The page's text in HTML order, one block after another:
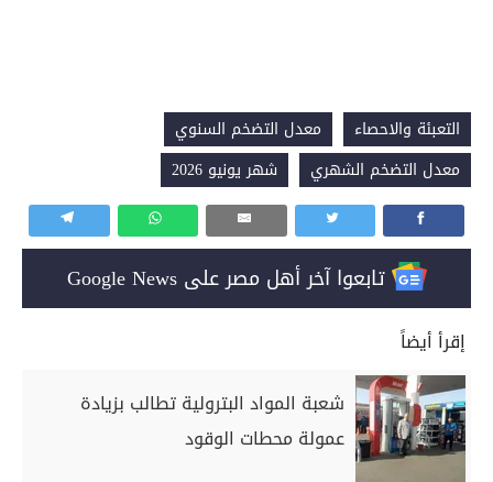
التعبئة والاحصاء
معدل التضخم السنوي
معدل التضخم الشهري
شهر يونيو 2026
تابعوا آخر أهل مصر على Google News
إقرأ أيضاً
شعبة المواد البترولية تطالب بزيادة
عمولة محطات الوقود